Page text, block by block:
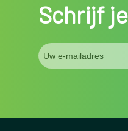
Schrijf